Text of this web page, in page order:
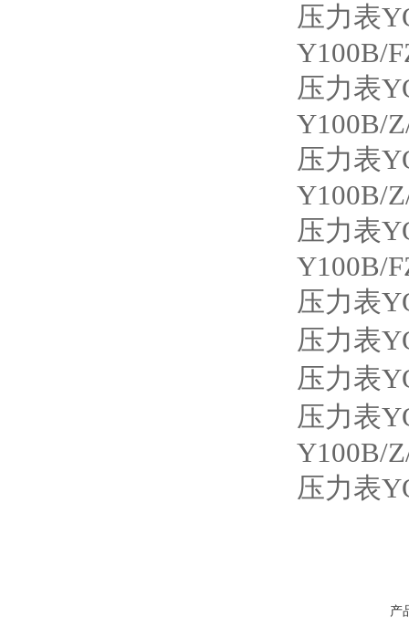
压力表
Y100B/
压力表
Y100B/
压力表
Y100B/
压力表
Y100B/
压力表
压力表
压力表
压力表
Y100B/
压力表
产